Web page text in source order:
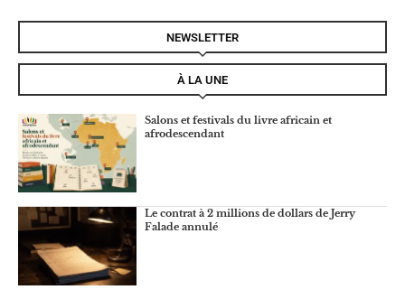
NEWSLETTER
À LA UNE
Salons et festivals du livre africain et
afrodescendant
Le contrat à 2 millions de dollars de Jerry
Falade annulé